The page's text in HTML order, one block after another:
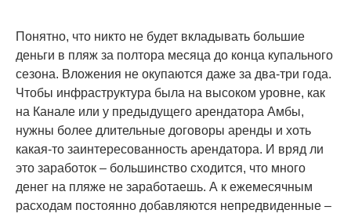
Понятно, что никто не будет вкладывать большие
деньги в пляж за полтора месяца до конца купального
сезона. Вложения не окупаются даже за два-три года.
Чтобы инфраструктура была на высоком уровне, как
на Канале или у предыдущего арендатора Амбы,
нужны более длительные договоры аренды и хоть
какая-то заинтересованность арендатора. И вряд ли
это заработок – большинство сходится, что много
денег на пляже не заработаешь. А к ежемесячным
расходам постоянно добавляются непредвиденные –